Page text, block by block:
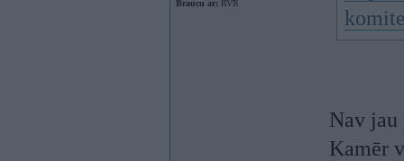
Braucu ar: RVR
Nav jau
Kamēr